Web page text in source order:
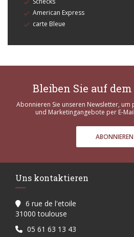
American Express
carte Bleue
Bleiben Sie auf
Abonnieren Sie unseren Newsletter,
und Marketingangebote per E-
ABONNIEREN
Uns kontaktieren
6 rue de l'etoile
31000 toulouse
05 61 63 13 43